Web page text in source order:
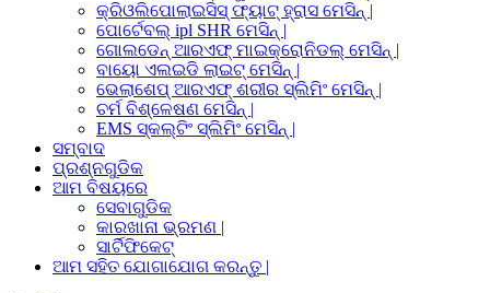
କ୍ରିଓଲିପୋଲାଇସିସ୍ ଫ୍ୟାଟ୍ ହ୍ରାସ ମେସିନ୍ |
ପୋର୍ଟେବଲ୍ ipl SHR ମେସିନ୍ |
ଗୋଲଡେନ୍ ଆରଏଫ୍ ମାଇକ୍ରୋନିଡଲ୍ ମେସିନ୍ |
ବାୟୋ ଏଲଇଡି ଲାଇଟ୍ ମେସିନ୍ |
ଭେଲାଶେପ୍ ଆରଏଫ୍ ଶରୀର ସ୍ଲିମିଂ ମେସିନ୍ |
ଚର୍ମ ବିଶ୍ଳେଷଣ ମେସିନ୍ |
EMS ସ୍କଲ୍ଟିଂ ସ୍ଲିମିଂ ମେସିନ୍ |
ସମ୍ବାଦ
ପ୍ରଶ୍ନଗୁଡିକ
ଆମ ବିଷୟରେ
ସେବାଗୁଡିକ
କାରଖାନା ଭ୍ରମଣ |
ସାର୍ଟିଫିକେଟ୍
ଆମ ସହିତ ଯୋଗାଯୋଗ କରନ୍ତୁ |